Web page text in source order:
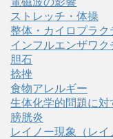
ストレッチ・体操
整体・カイロプラク
インフルエンザワク
胆石
捻挫
食物アレルギー
生体化学的問題に対
膀胱炎
レイノー現象（レイ